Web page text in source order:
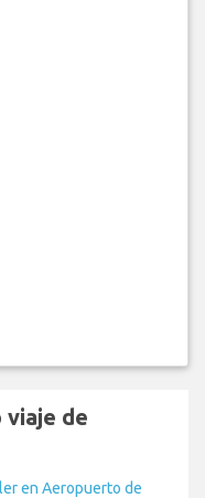
viaje de
en Aeropuerto de